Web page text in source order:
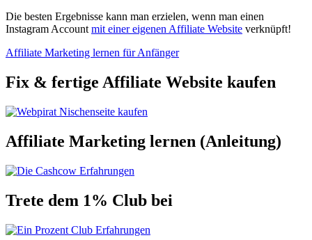
Die besten Ergebnisse kann man erzielen, wenn man einen
Instagram Account mit einer eigenen Affiliate Website verknüpft!
Beitrags-
Affiliate Marketing lernen für Anfänger
Fix & fertige Affiliate Website kaufen
Affiliate Marketing lernen (Anleitung)
Trete dem 1% Club bei